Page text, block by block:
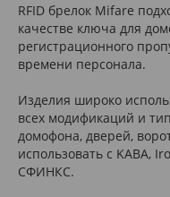
RFID брелок Mifare
качестве ключа для
регистрационного
времени персонала.
Изделия широко
всех модификаций и
домофона, дверей,
использовать с KABA,
СФИНКС.